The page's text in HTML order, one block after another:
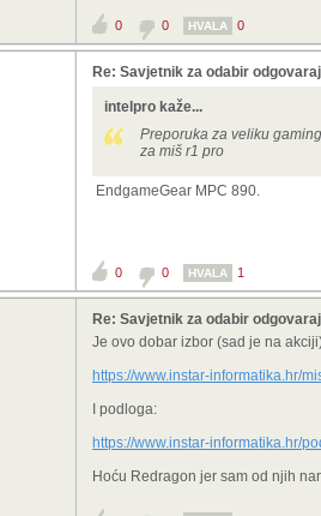
0 0 HVALA 0
Re: Savjetnik za odabir
intelpro kaže...
Preporuka za veliku
za miš r1 pro
EndgameGear MPC 890.
0 0 HVALA 1
Re: Savjetnik za odabir
Je ovo dobar izbor (sad je na
https://www.instar-informatika.hr/
I podloga:
https://www.instar-informatika.hr/
Hoću Redragon jer sam od njih